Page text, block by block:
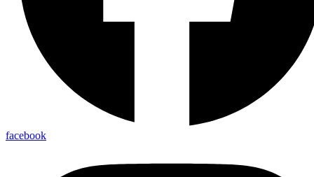
facebook